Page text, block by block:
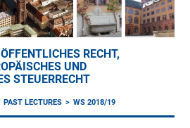
RECHT,
UND
STEUERRECHT
PAST LECTURES WS 2018/19